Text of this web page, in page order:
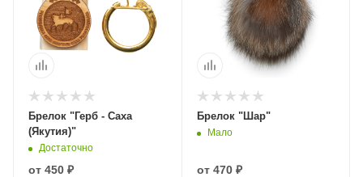
Брелок "Герб - Саха
(Якутия)"
Достаточно
от 450 ₽
Брелок "Шар"
Мало
от 470 ₽